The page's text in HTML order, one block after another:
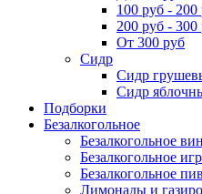
100 руб - 200
200 руб - 300
От 300 руб
Сидр
Сидр
Сидр
Подборки
Безалкогольное
Безалкогольное
Безалкогольное
Безалкогольное
Лимонады и